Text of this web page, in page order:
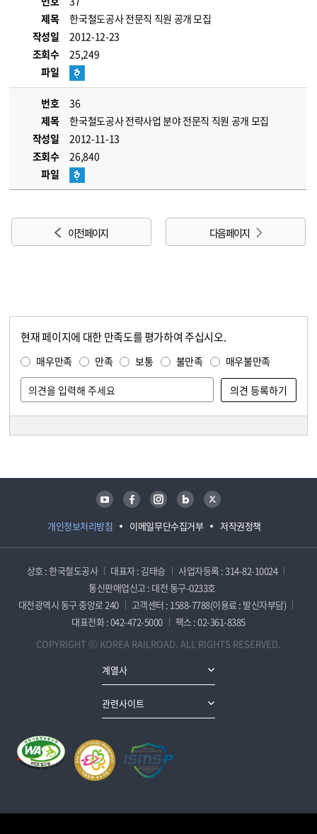
제목
한국철도공사 전문직 직원 공개 모집
작성일
2012-12-23
조회수
25,249
파일
번호
36
제목
한국철도공사 전략사업 분야 전문직 직원 공개 모집
작성일
2012-11-13
조회수
26,840
파일
이전 페이지 다음 페이지
현재 페이지에 대한 만족도를 평가하여 주십시오.
매우만족 만족 보통 불만족 매우불만족
개인정보처리방침 이메일무단수집거부 저작권정책
유튜브 페이스북 인스타그램 블로그 트위터
상호 : 한국철도공사 대표자 : 김태승
사업자등록 : 314-82-10024
통신판매업신고 : 대전 동구-0233호
대전광역시 동구 중앙로 240
고객센터 : 1588-7788(이용료 : 발신자부담)
대표전화 : 042-472-5000
팩스 : 02-361-8385
COPYRIGHT ⓒ KOREA RAILROAD. ALL RIGHTS RESERVED.
계열사
관련사이트